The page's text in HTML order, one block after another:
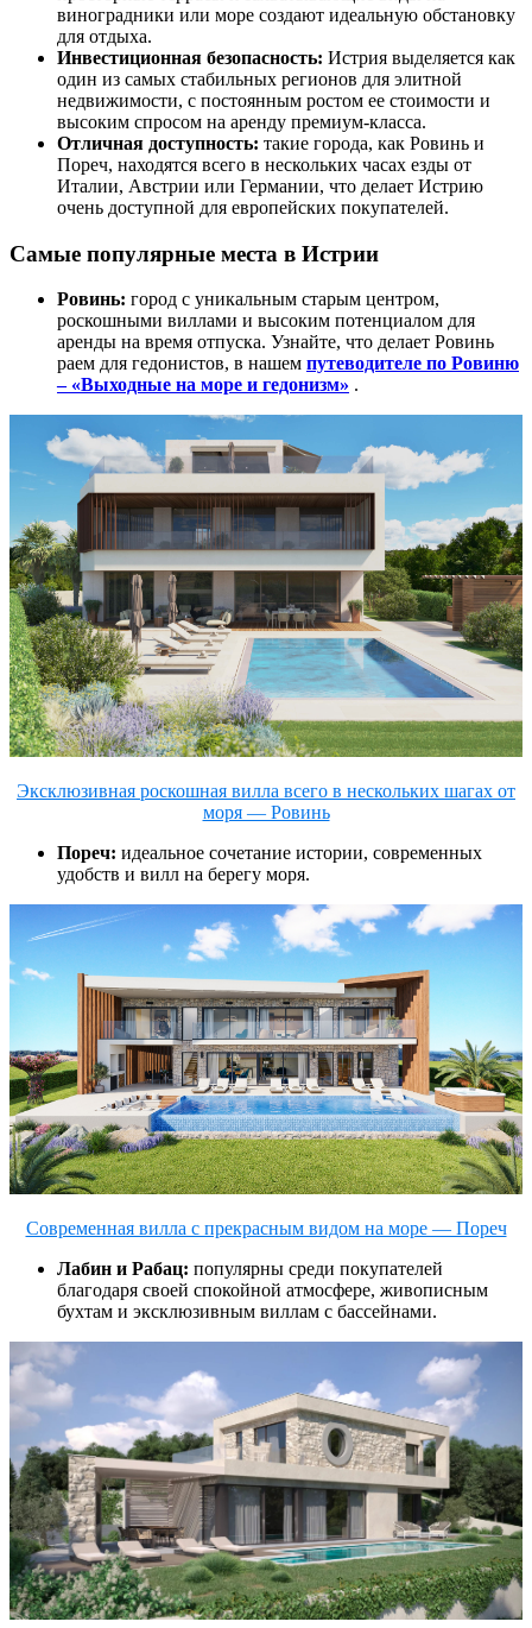
виноградники или море создают идеальную обстановку
для отдыха.
Инвестиционная безопасность: Истрия выделяется как
один из самых стабильных регионов для элитной
недвижимости, с постоянным ростом ее стоимости и
высоким спросом на аренду премиум-класса.
Отличная доступность: такие города, как Ровинь и
Пореч, находятся всего в нескольких часах езды от
Италии, Австрии или Германии, что делает Истрию
очень доступной для европейских покупателей.
Самые популярные места в Истрии
Ровинь: город с уникальным старым центром,
роскошными виллами и высоким потенциалом для
аренды на время отпуска. Узнайте, что делает Ровинь
раем для гедонистов, в нашем путеводителе по Ровиню
– «Выходные на море и гедонизм» .
Эксклюзивная роскошная вилла всего в нескольких шагах от
моря — Ровинь
Пореч: идеальное сочетание истории, современных
удобств и вилл на берегу моря.
Современная вилла с прекрасным видом на море — Пореч
Лабин и Рабац: популярны среди покупателей
благодаря своей спокойной атмосфере, живописным
бухтам и эксклюзивным виллам с бассейнами.